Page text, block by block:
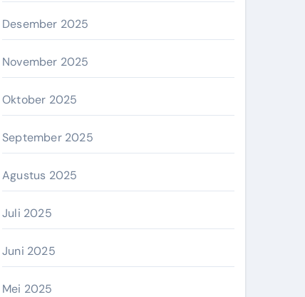
Desember 2025
November 2025
Oktober 2025
September 2025
Agustus 2025
Juli 2025
Juni 2025
Mei 2025